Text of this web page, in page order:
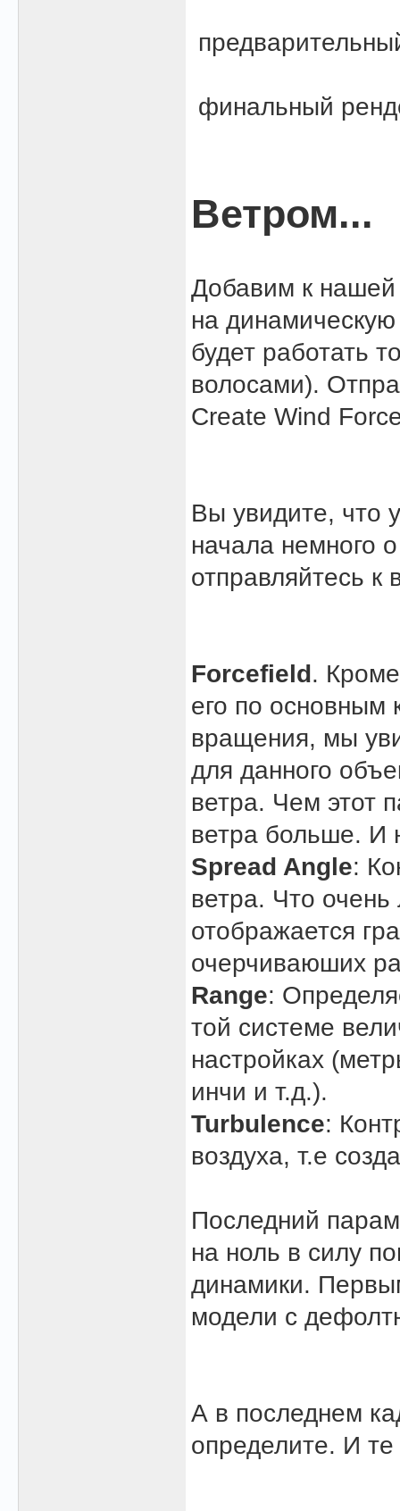
финальный
Ветром...
Добавим к нашей
на
будет работать
волосами).
Create Wind
Вы увидите, что
начала немного
отправляйтесь к
Forcefield.
его по основным
вращения, мы
для данного
ветра. Чем этот
ветра больше. И
Spread Angle:
ветра. Что очень
отображается
очерчиваюших
Range:
той системе
настройках
инчи и т.д.).
Turbulence:
воздуха, т.е
Последний
на ноль в силу
динамики.
модели с
А в последнем
определите. И